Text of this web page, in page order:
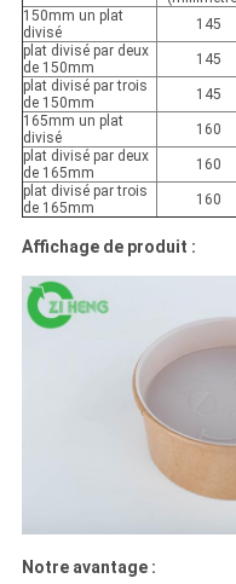
150mm un plat
divisé
145
plat divisé par deux
de 150mm
145
plat divisé par trois
de 150mm
145
165mm un plat
divisé
160
plat divisé par deux
de 165mm
160
plat divisé par trois
de 165mm
160
Affichage de produit :
Notre avantage :